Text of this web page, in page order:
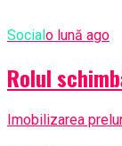
Socialo lună ago
Rolul
Imobilizarea